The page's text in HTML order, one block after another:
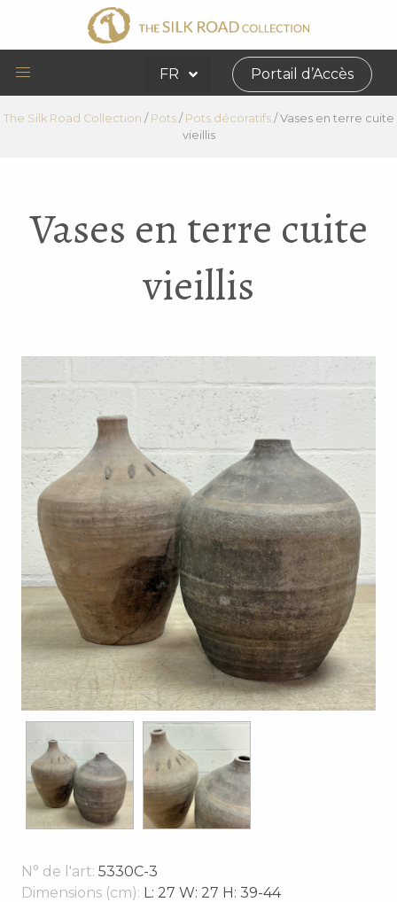
FR Portail d’Accès
The Silk Road Collection / Pots/ Pots décoratifs/ Vases en terre cuite
vieillis
Vases en terre cuite
vieillis
N° de l'art: 5330C-3
Dimensions (cm): L: 27 W: 27 H: 39-44